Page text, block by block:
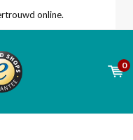
online.
0